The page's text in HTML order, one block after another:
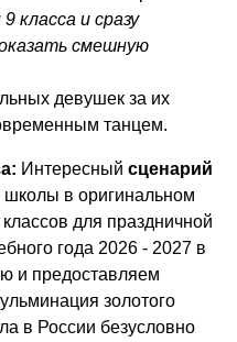
класса и сразу
смешную
девушек за их
танцем.
Интересный сценарий
школы в оригинальном
для праздничной
года 2026 - 2027 в
и предоставляем
золотого
в России безусловно